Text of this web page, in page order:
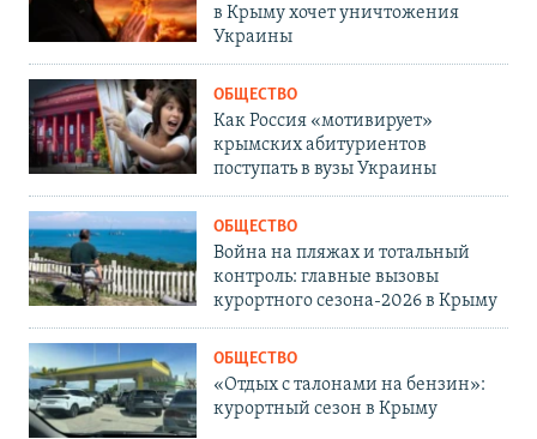
в Крыму хочет уничтожения
Украины
ОБЩЕСТВО
Как Россия «мотивирует»
крымских абитуриентов
поступать в вузы Украины
ОБЩЕСТВО
Война на пляжах и тотальный
контроль: главные вызовы
курортного сезона-2026 в Крыму
ОБЩЕСТВО
«Отдых с талонами на бензин»:
курортный сезон в Крыму